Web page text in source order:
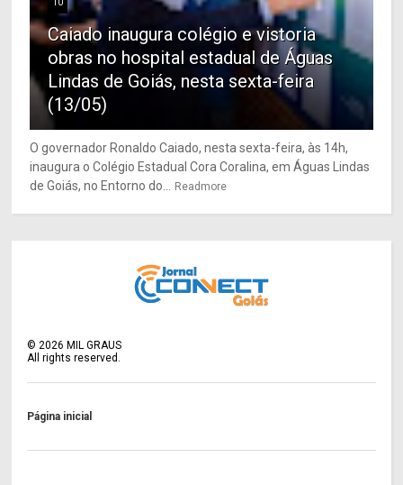
Caiado inaugura colégio e vistoria
obras no hospital estadual de Águas
Lindas de Goiás, nesta sexta-feira
(13/05)
O governador Ronaldo Caiado, nesta sexta-feira, às 14h,
inaugura o Colégio Estadual Cora Coralina, em Águas Lindas
de Goiás, no Entorno do...
Readmore
©2026 MIL GRAUS
All rights reserved.
Página inicial